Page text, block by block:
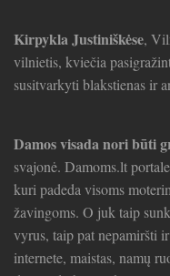
Kirpykla Justiniškėse,
vilnietis, kviečia
susitvarkyti blakstienas ir
Damos visada nori būti
svajonė. Damoms.lt
kuri padeda visoms
žavingoms. O juk taip
vyrus, taip pat nepamiršti
internete, maistas, namų